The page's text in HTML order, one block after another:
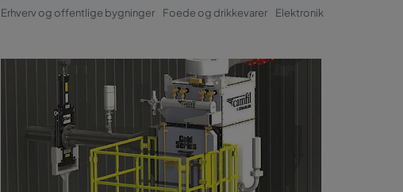
Erhverv og offentlige bygninger Foede og drikkevarer Elektronik